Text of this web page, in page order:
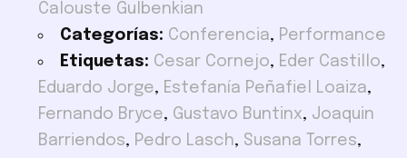
Calouste Gulbenkian
Categorías: Conferencia, Performance
Etiquetas: Cesar Cornejo, Eder Castillo,
Eduardo Jorge, Estefanía Peñafiel Loaiza,
Fernando Bryce, Gustavo Buntinx, Joaquin
Barriendos, Pedro Lasch, Susana Torres,